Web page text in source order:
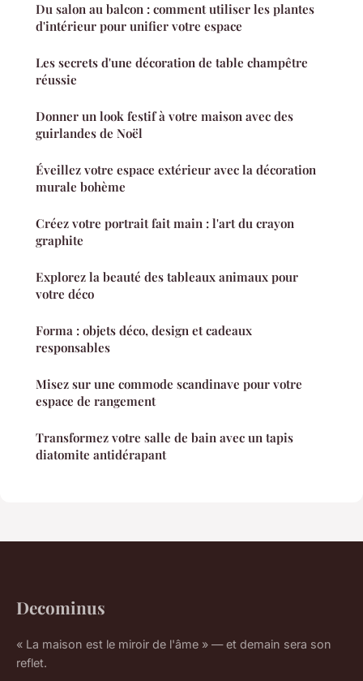
Du salon au balcon : comment utiliser les plantes
d'intérieur pour unifier votre espace
Les secrets d'une décoration de table champêtre
réussie
Donner un look festif à votre maison avec des
guirlandes de Noël
Éveillez votre espace extérieur avec la décoration
murale bohème
Créez votre portrait fait main : l'art du crayon
graphite
Explorez la beauté des tableaux animaux pour
votre déco
Forma : objets déco, design et cadeaux
responsables
Misez sur une commode scandinave pour votre
espace de rangement
Transformez votre salle de bain avec un tapis
diatomite antidérapant
Decominus
« La maison est le miroir de l'âme » — et demain sera son
reflet.